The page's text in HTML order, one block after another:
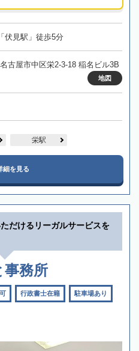
伏見駅」徒歩5分
古屋市中区栄2-3-18 稲名ビル3B
地図
栄駅
細を見る
だけるリーガルサービスを
事務所
行政書士在籍 駐車場あり